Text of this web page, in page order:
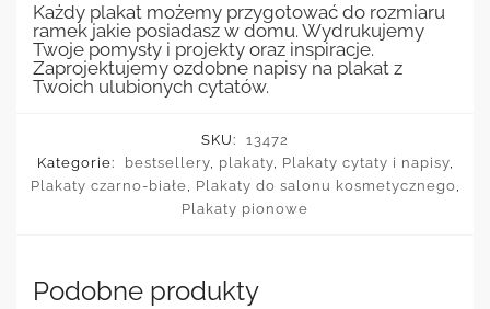
Każdy plakat możemy przygotować do rozmiaru
ramek jakie posiadasz w domu. Wydrukujemy
Twoje pomysły i projekty oraz inspiracje.
Zaprojektujemy ozdobne napisy na plakat z
Twoich ulubionych cytatów.
SKU:
13472
Kategorie:
bestsellery, plakaty, Plakaty cytaty i napisy,
Plakaty czarno-białe, Plakaty do salonu kosmetycznego,
Plakaty pionowe
Podobne produkty